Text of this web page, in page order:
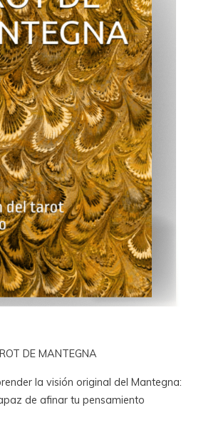
DE MANTEGNA
la visión original del Mantegna:
de afinar tu pensamiento